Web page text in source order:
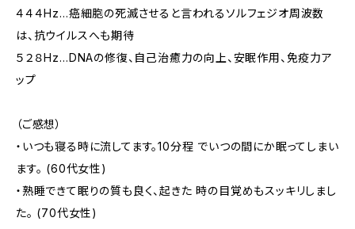
４４４Hz…癌細胞の死滅させると言われるソルフェジオ周波数
は、抗ウイルスへも期待
５２８Hz…DNAの修復、自己治癒力の向上、安眠作用、免疫力ア
ップ
（ご感想）
・いつも寝る時に流してます。10分程 でいつの間にか眠ってしまい
ます。 (60代女性)
・熟睡できて眠りの質も良く、起きた 時の目覚めもスッキリしまし
た。 (70代女性)